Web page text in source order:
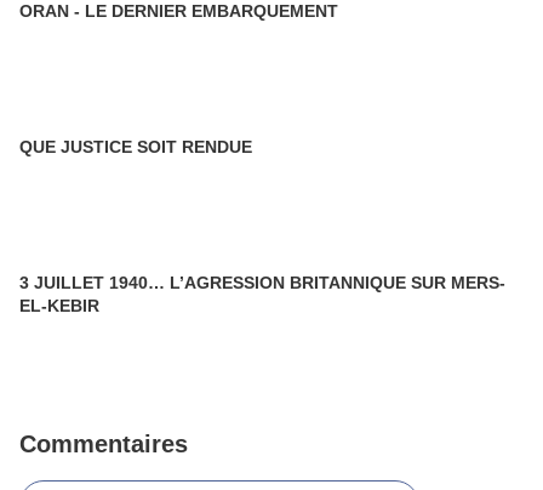
ORAN - LE DERNIER EMBARQUEMENT
QUE JUSTICE SOIT RENDUE
3 JUILLET 1940… L’AGRESSION BRITANNIQUE SUR MERS-
EL-KEBIR
Commentaires